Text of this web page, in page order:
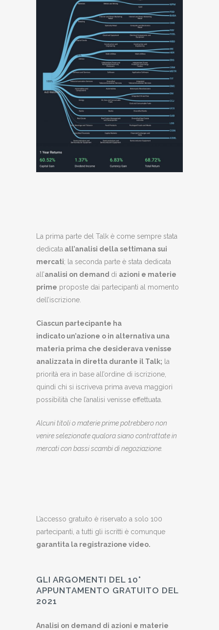
La prima parte del Talk è come sempre stata
dedicata all’analisi della settimana sui
mercati; la seconda parte è stata dedicata
all’analisi on demand di azioni e materie
prime proposte dai partecipanti al momento
dell’iscrizione.
Ciascun partecipante ha
indicato un’azione o in alternativa una
materia prima che desiderava venisse
analizzata in diretta durante il Talk; la
priorità era in base all’ordine di iscrizione,
quindi chi si iscriveva prima aveva maggiori
possibilità che l’analisi venisse effettuata.
Alcuni titoli o materie prime potrebbero non
venire selezionate qualora siano contrattate in
mercati con bassi scambi di negoziazione.
L’accesso gratuito è riservato a solo 100
partecipanti, a tutti gli iscritti è comunque
garantita la registrazione video.
GLI ARGOMENTI DEL 10°
APPUNTAMENTO GRATUITO DEL
2021
Analisi on demand di azioni e materie